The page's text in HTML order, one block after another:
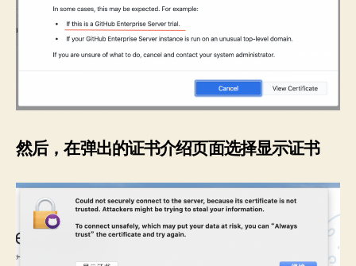
然后，在弹出的证书介绍页面选择显示证书